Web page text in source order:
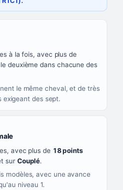
COULEUR
jaune or
à la fois, avec plus de
deuxième dans chacune des
le même cheval, et de très
exigeant des sept.
, couleur mauve
avec plus de 18 points
sur Couplé.
modèles, avec une avance
niveau 1.